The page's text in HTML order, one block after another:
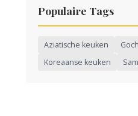
Populaire Tags
Aziatische keuken
Koreaanse keuken